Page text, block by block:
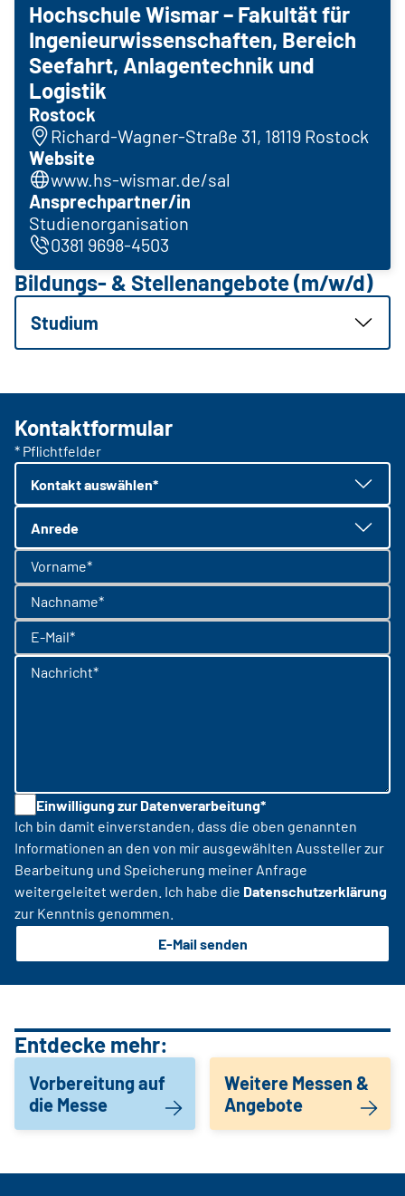
Hochschule Wismar – Fakultät für
Ingenieurwissenschaften, Bereich
Seefahrt, Anlagentechnik und
Logistik
Rostock
Richard-Wagner-Straße 31, 18119 Rostock
Website
www.hs-wismar.de/sal
Ansprechpartner/in
Studienorganisation
0381 9698-4503
Bildungs- & Stellenangebote (m/w/d)
Studium
Kontaktformular
* Pflichtfelder
Kontakt auswählen*
Anrede
Vorname*
Nachname*
E-Mail*
Nachricht*
Einwilligung zur Datenverarbeitung*
Ich bin damit einverstanden, dass die oben genannten
Informationen an den von mir ausgewählten Aussteller zur
Bearbeitung und Speicherung meiner Anfrage
weitergeleitet werden. Ich habe die Datenschutzerklärung
zur Kenntnis genommen.
E-Mail senden
Entdecke mehr:
Vorbereitung auf
die Messe
Weitere Messen &
Angebote